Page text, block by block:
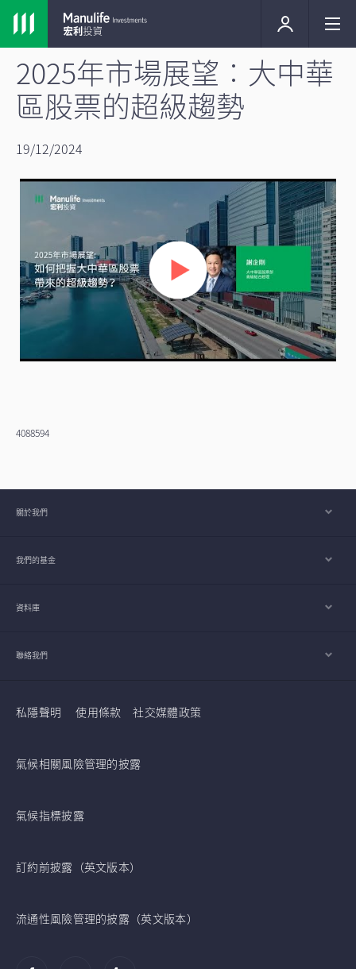
2025年市場展望︰大中華
區股票的超級趨勢
19/12/2024
4088594
關於我們
我們的基金
資料庫
聯絡我們
私隱聲明 使用條款 社交媒體政策
氣候相關風險管理的披露
氣候指標披露
訂約前披露（英文版本）
流通性風險管理的披露（英文版本）